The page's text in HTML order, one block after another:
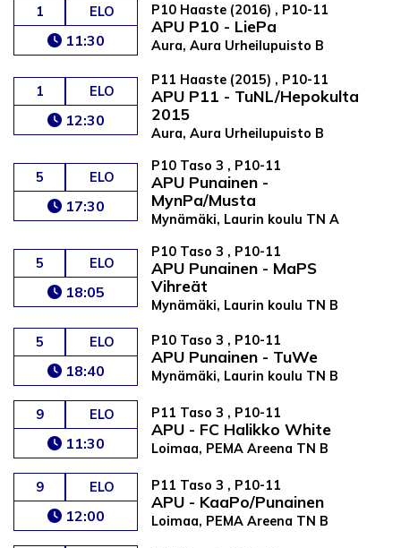
1 ELO
11:30
P10 Haaste (2016) , P10-11
APU P10 - LiePa
Aura, Aura Urheilupuisto B
1 ELO
12:30
P11 Haaste (2015) , P10-11
APU P11 - TuNL/Hepokulta
2015
Aura, Aura Urheilupuisto B
5 ELO
17:30
P10 Taso 3 , P10-11
APU Punainen -
MynPa/Musta
Mynämäki, Laurin koulu TN A
5 ELO
18:05
P10 Taso 3 , P10-11
APU Punainen - MaPS
Vihreät
Mynämäki, Laurin koulu TN B
5 ELO
18:40
P10 Taso 3 , P10-11
APU Punainen - TuWe
Mynämäki, Laurin koulu TN B
9 ELO
11:30
P11 Taso 3 , P10-11
APU - FC Halikko White
Loimaa, PEMA Areena TN B
9 ELO
12:00
P11 Taso 3 , P10-11
APU - KaaPo/Punainen
Loimaa, PEMA Areena TN B